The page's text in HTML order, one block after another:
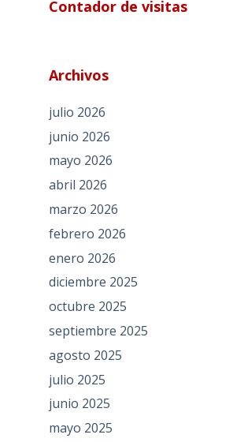
Contador de visitas
Archivos
julio 2026
junio 2026
mayo 2026
abril 2026
marzo 2026
febrero 2026
enero 2026
diciembre 2025
octubre 2025
septiembre 2025
agosto 2025
julio 2025
junio 2025
mayo 2025